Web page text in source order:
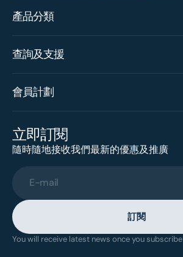
產品分類
查詢及支援
會員計劃
立即訂閱
隨時隨地接收我們最新的優惠及推廣
E-mail
訂閱
You will receive latest news once you subscribe